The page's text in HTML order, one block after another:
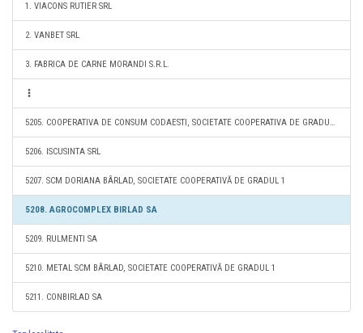
1. VIACONS RUTIER SRL
2. VANBET SRL
3. FABRICA DE CARNE MORANDI S.R.L.
5205. COOPERATIVA DE CONSUM CODAESTI, SOCIETATE COOPERATIVA DE GRADUL 1
5206. ISCUSINTA SRL
5207. SCM DORIANA BÂRLAD, SOCIETATE COOPERATIVĂ DE GRADUL 1
5208. AGROCOMPLEX BIRLAD SA
5209. RULMENTI SA
5210. METAL SCM BÂRLAD, SOCIETATE COOPERATIVĂ DE GRADUL 1
5211. CONBIRLAD SA